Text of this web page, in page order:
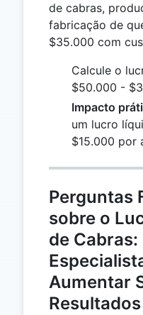
de cabras,
fabricação de
$35.000 com
Calcule o
$50.000 -
Impacto
um lucro
$15.000 por
Perguntas
sobre o
de
Aumentar
Resultados